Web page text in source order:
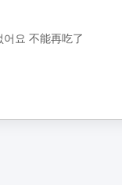
요 不能再吃了